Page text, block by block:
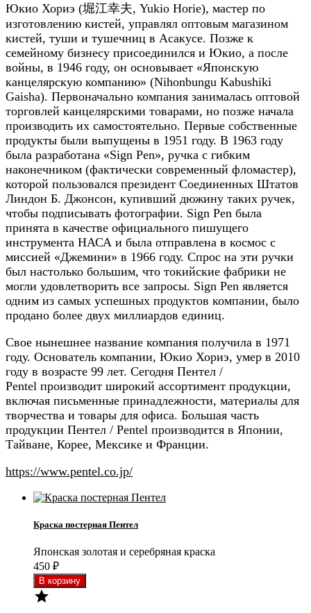
Юкио Хориэ (堀江幸夫, Yukio Horie), мастер по
изготовлению кистей, управлял оптовым магазином
кистей, туши и тушечниц в Асакусе. Позже к
семейному бизнесу присоединился и Юкио, а после
войны, в 1946 году, он основывает «Японскую
канцелярскую компанию» (Nihonbungu Kabushiki
Gaisha). Первоначально компания занималась оптовой
торговлей канцелярскими товарами, но позже начала
производить их самостоятельно. Первые собственные
продукты были выпущены в 1951 году. В 1963 году
была разработана «Sign Pen», ручка с гибким
наконечником (фактически современный фломастер),
которой пользовался президент Соединенных Штатов
Линдон Б. Джонсон, купивший дюжину таких ручек,
чтобы подписывать фотографии. Sign Pen была
принята в качестве официального пишущего
инструмента НАСА и была отправлена в космос с
миссией «Джемини» в 1966 году. Спрос на эти ручки
был настолько большим, что токийские фабрики не
могли удовлетворить все запросы. Sign Pen является
одним из самых успешных продуктов компании, было
продано более двух миллиардов единиц.
Свое нынешнее название компания получила в 1971
году. Основатель компании, Юкио Хориэ, умер в 2010
году в возрасте 99 лет. Сегодня Пентел /
Pentel производит широкий ассортимент продукции,
включая письменные принадлежности, материалы для
творчества и товары для офиса. Большая часть
продукции Пентел / Pentel производится в Японии,
Тайване, Корее, Мексике и Франции.
https://www.pentel.co.jp/
Краска постерная Пентел
Японская золотая и серебряная краска
450 ₽
